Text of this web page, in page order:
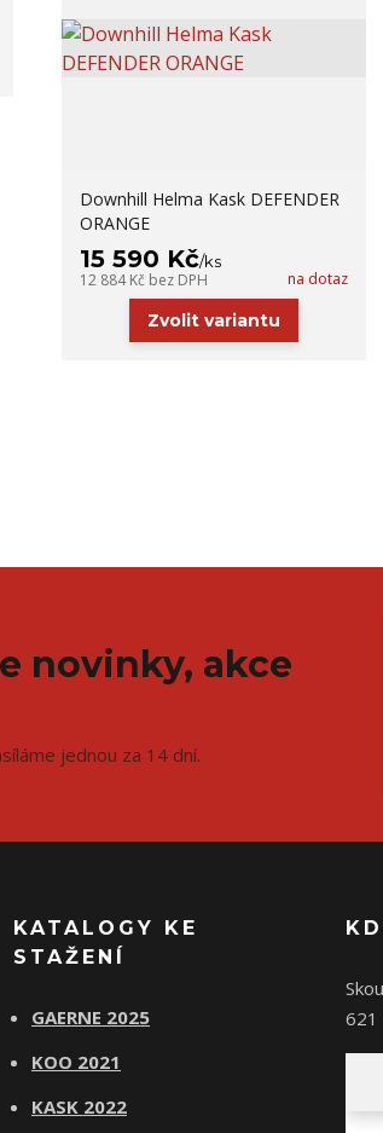
Downhill Helma Kask DEFENDER
ORANGE
15 590 Kč/ks
12 884 Kč bez DPH na dotaz
Zvolit variantu
novinky, akce
jednou za 14 dní.
KATALOGY KE
STAŽENÍ
GAERNE 2025
KOO 2021
KASK 2022
621